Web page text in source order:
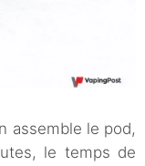
assemble le pod,
le temps de